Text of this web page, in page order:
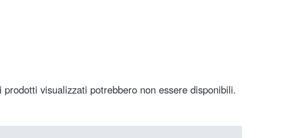
visualizzati potrebbero non essere disponibili.